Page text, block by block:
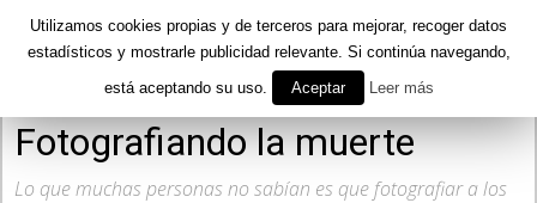
Curiosidades
Fotografiando la muerte
Lo que muchas personas no sabían es que fotografiar a los
Utilizamos cookies propias y de terceros para mejorar, recoger datos
estadísticos y mostrarle publicidad relevante. Si continúa navegando,
está aceptando su uso.
Aceptar Leer más